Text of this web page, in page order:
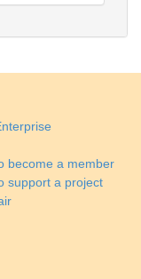
become a member
support a project